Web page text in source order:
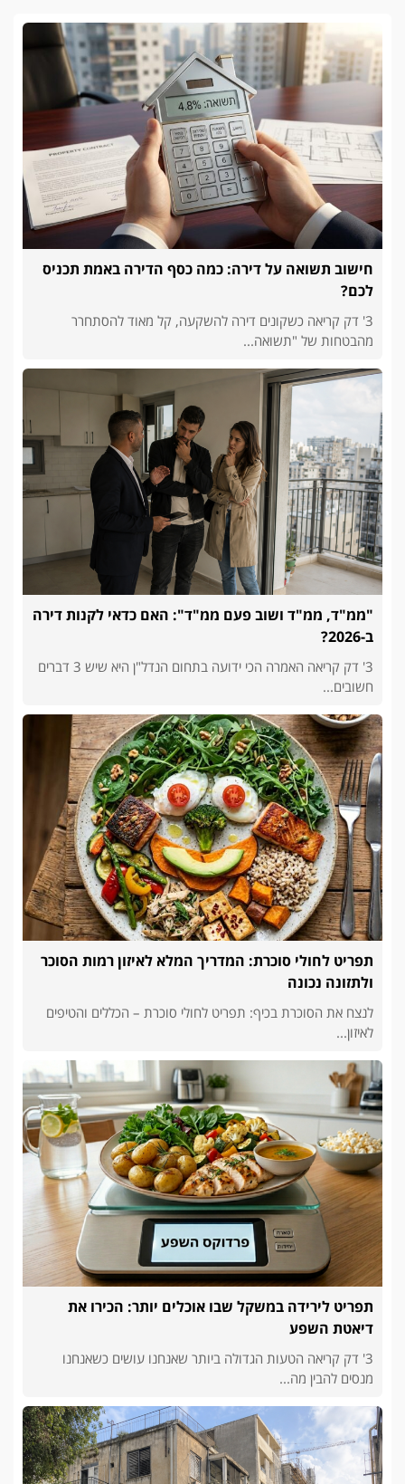
חישוב תשואה על דירה: כמה כסף הדירה באמת תכניס
לכם?
3' דק קריאה כשקונים דירה להשקעה, קל מאוד להסתחרר
מהבטחות של "תשואה...
"ממ"ד, ממ"ד ושוב פעם ממ"ד": האם כדאי לקנות דירה
ב-2026?
3' דק קריאה האמרה הכי ידועה בתחום הנדל"ן היא שיש 3 דברים
חשובים...
תפריט לחולי סוכרת: המדריך המלא לאיזון רמות הסוכר
ולתזונה נכונה
לנצח את הסוכרת בכיף: תפריט לחולי סוכרת – הכללים והטיפים
לאיזון...
תפריט לירידה במשקל שבו אוכלים יותר: הכירו את
דיאטת השפע
3' דק קריאה הטעות הגדולה ביותר שאנחנו עושים כשאנחנו
מנסים להבין מה...